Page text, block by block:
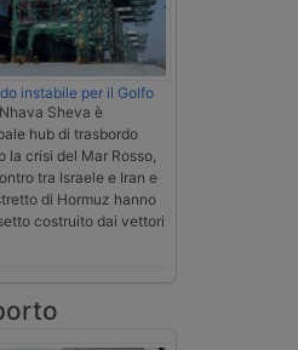
instabile per il Golfo
Sheva è
hub di trasbordo
la crisi del Mar Rosso,
tra Israele e Iran e
di Hormuz hanno
costruito dai vettori